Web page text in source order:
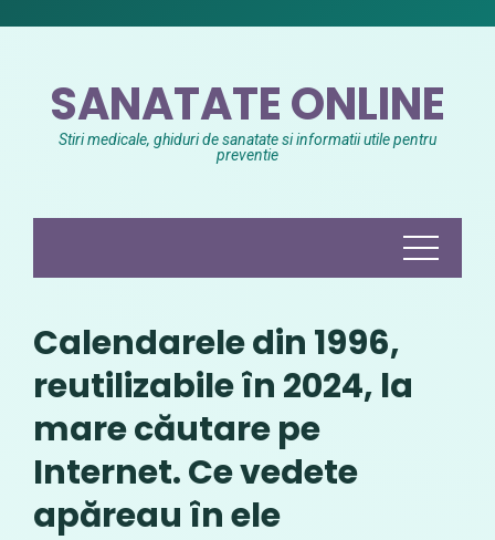
SANATATE ONLINE
Stiri medicale, ghiduri de sanatate si informatii utile pentru
preventie
Calendarele din 1996,
reutilizabile în 2024, la
mare căutare pe
Internet. Ce vedete
apăreau în ele